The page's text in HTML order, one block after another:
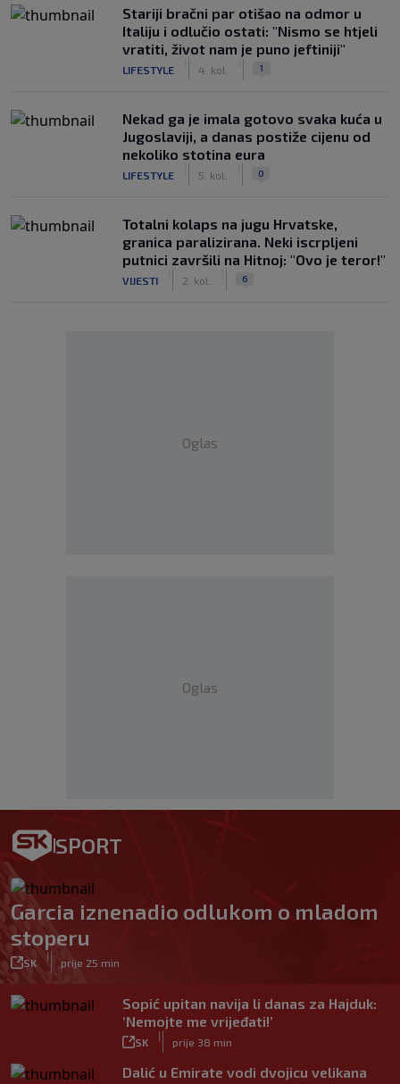
Stariji bračni par otišao na odmor u
Italiju i odlučio ostati: "Nismo se htjeli
vratiti, život nam je puno jeftiniji"
LIFESTYLE 4. kol. 1
Nekad ga je imala gotovo svaka kuća u
Jugoslaviji, a danas postiže cijenu od
nekoliko stotina eura
LIFESTYLE 5. kol. 0
Totalni kolaps na jugu Hrvatske,
granica paralizirana. Neki iscrpljeni
putnici završili na Hitnoj: "Ovo je teror!"
VIJESTI 2. kol. 6
Oglas
Oglas
SPORT
Garcia iznenadio odlukom o mladom
stoperu
SK
|
prije 25 min
Sopić upitan navija li danas za Hajduk:
‘Nemojte me vrijeđati!’
SK
|
prije 38 min
Dalić u Emirate vodi dvojicu velikana